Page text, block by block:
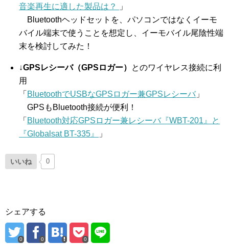
音楽再生に適した製品は？
」
Bluetoothヘッドセットを、パソコンではなくイーモ
バイル端末で使うことを想定し、イーモバイル尾陰性端
末を検討してみた！
↓GPSレシーバ（GPSロガー）
とのワイヤレス接続に利
用
「 BluetoothでUSBなGPSロガー兼GPSレシーバ」
GPSもBluetooth接続が便利！
「 Bluetooth対応GPSロガー兼レシーバ『WBT-201』と
『Globalsat BT-335』
」
いいね 0
シェアする
0 0 0